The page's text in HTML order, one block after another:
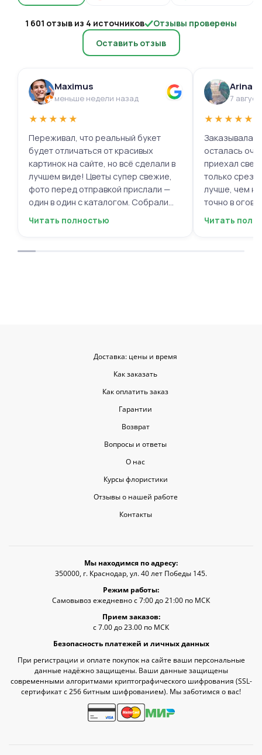
1 601 отзыв из 4 источников
Отзывы проверены
Оставить отзыв
Maximus
меньше недели назад
★★★★★
Переживал, что реальный букет
будет отличаться от красивых
картинок на сайте, но всё сделали в
лучшем виде! Цветы супер свежие,
фото перед отправкой прислали —
один в один с каталогом. Собрали
быстро, курьер не подвёл. Мужской
Читать полностью
Arina
7
★★★★★
Заказывала
осталась очень
приехал
только
лучше, чем
точно в
вежливый,
Читать
Доставка: цены и время
Как заказать
Как оплатить заказ
Гарантии
Возврат
Вопросы и ответы
О нас
Курсы флористики
Отзывы о нашей работе
Контакты
Мы находимся по адресу:
350000, г. Краснодар, ул. 40 лет Победы 145.
Режим работы:
Самовывоз ежедневно с 7:00 до 21:00 по МСК
Прием заказов:
с 7.00 до 23.00 по МСК
Безопасность платежей и личных данных
При регистрации и оплате покупок на сайте ваши персональные
данные надёжно защищены. Ваши данные защищены
современными алгоритмами криптографического шифрования (SSL-
сертификат c 256 битным шифрованием). Мы заботимся о вас!